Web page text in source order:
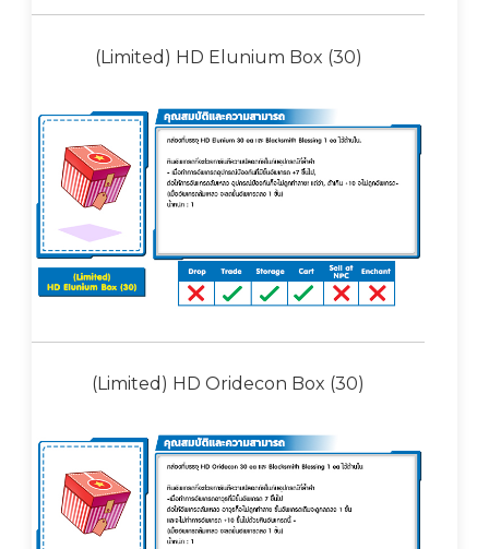
(Limited) HD Elunium Box (30)
(Limited) HD Oridecon Box (30)